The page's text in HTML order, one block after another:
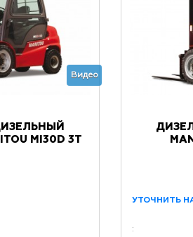
Видео
MI30D 3Т
УТОЧНИТЬ
: